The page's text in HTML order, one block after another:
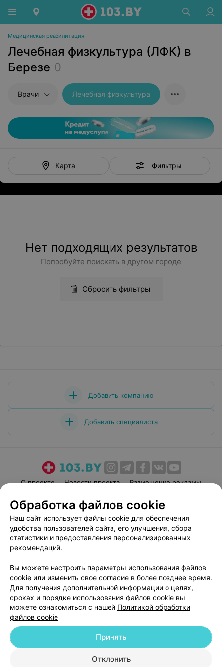
Медицинская реабилитация
Лечебная физкультура (ЛФК) в
Березе 0
Врачи Лечебная физкультура
Карта Фильтры
Нет подходящих результатов
Попробуйте поискать в другом городе
Сбросить фильтры
Добавить компанию
Добавить специалиста
О проекте Новости проекта
Размещение рекламы
Пользовательское соглашение
Способы оплаты
Вакансии
Партнеры
Написать руководителю 103.by
Персональные настройки cookie
Обработка персональных данных
© 2026 ООО «Артокс Лаб», УНП 191700409| 220012, Республика Беларусь,
г. Минск, улица Толбухина, 2, пом. 16 | help@103.by
Обработка файлов cookie
Наш сайт использует файлы cookie для обеспечения
удобства пользователей сайта, его улучшения, сбора
статистики и предоставления персонализированных
рекомендаций.
Вы можете настроить параметры использования файлов
cookie или изменить свое согласие в более позднее время.
Для получения дополнительной информации о целях,
сроках и порядке использования файлов cookie вы
можете ознакомиться с нашей Политикой обработки
файлов cookie
Отклонить
Принять